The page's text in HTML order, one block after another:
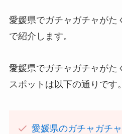
愛媛県でガチャガチャがた
で紹介します。
愛媛県でガチャガチャがた
スポットは以下の通りです。
愛媛県のガチャガチ